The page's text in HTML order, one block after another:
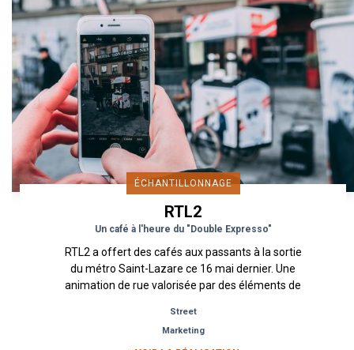
ÉCHANTILLONNAGE
RTL2
Un café à l'heure du "Double Expresso"
RTL2 a offert des cafés aux passants à la sortie
du métro Saint-Lazare ce 16 mai dernier. Une
animation de rue valorisée par des éléments de
Street
Marketing